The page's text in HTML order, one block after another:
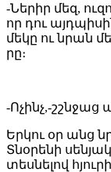
-Ներիր մեզ,
որ դու
մեկը ու նրան
րը։
-Ոչինչ,-շշնջաց
Երկու օր անց
Տնօրենի
տեսնելով